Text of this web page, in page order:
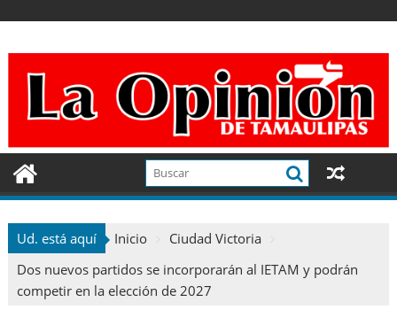
contenido
Ud. está aquí Inicio
Ciudad Victoria
Dos nuevos partidos se incorporarán al IETAM y podrán
competir en la elección de 2027